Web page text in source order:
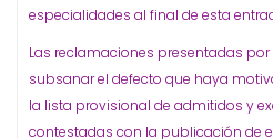
especialidades al final de esta
Las reclamaciones presentadas
subsanar el defecto que haya
la lista provisional de admitidos y
contestadas con la publicación de